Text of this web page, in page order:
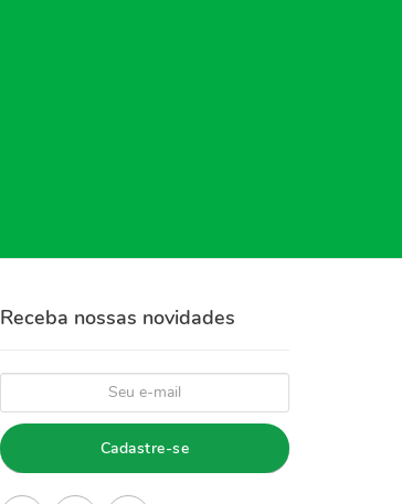
Receba nossas novidades
Cadastre-se